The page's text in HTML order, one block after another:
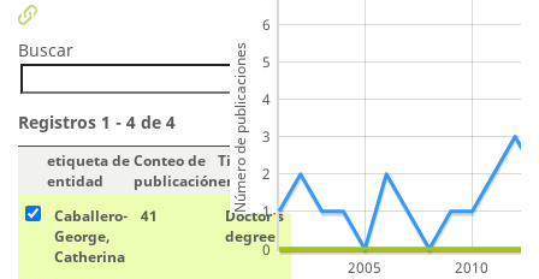
Buscar
Registros 1 - 4 de 4
etiqueta de
entidad
Conteo de
publicación
Tipo de
entidad
Caballero-
George,
Catherina
41
Doctor's
degree
Número de publicaciones
2005 2010
0
1
2
3
4
5
6